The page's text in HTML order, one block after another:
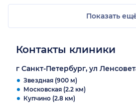
Показать
Контакты клиники
г Санкт-Петербург, ул
Звездная (900 м)
Московская (2.2 км)
Купчино (2.8 км)